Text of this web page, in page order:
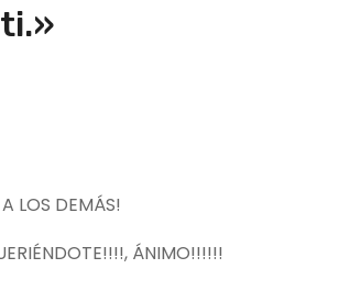
LOS DEMÁS!
ÁNIMO!!!!!!